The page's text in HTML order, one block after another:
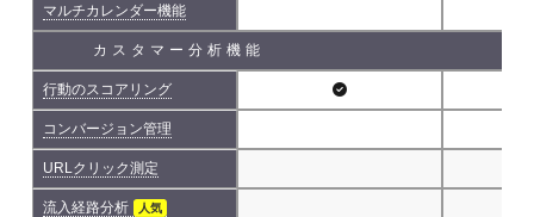
マルチカレンダー機能
カスタマー分析機能
行動のスコアリング
コンバージョン管理
URLクリック測定
流入経路分析 人気